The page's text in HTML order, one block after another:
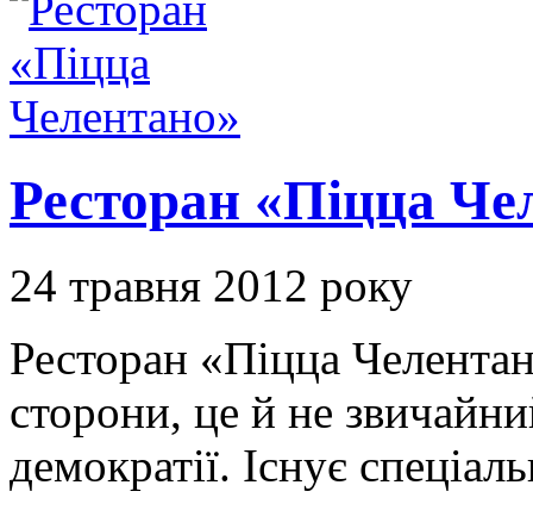
Ресторан «Піцца
24 травня 2012 року
Ресторан «Піцца
сторони, це й не
демократії. Існує